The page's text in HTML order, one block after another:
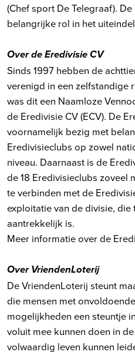
(Chef sport De Telegraaf).
belangrijke rol in het
Over de Eredivisie CV
Sinds 1997 hebben de
verenigd in een zelfstandige
was dit een Naamloze
de Eredivisie CV (ECV). De
voornamelijk bezig met
Eredivisieclubs op zowel
niveau. Daarnaast is de
de 18 Eredivisieclubs
te verbinden met de
exploitatie van de divisie,
aantrekkelijk is.
Meer informatie over de
Over VriendenLoterij
De VriendenLoterij steunt
die mensen met
mogelijkheden een steuntje
voluit mee kunnen doen in
volwaardig leven kunnen